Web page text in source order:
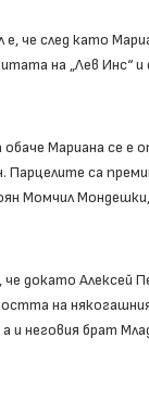
че след като
на „Лев Инс“
Мариана се е
Парцелите са
Момчил
че докато
на
и неговия брат